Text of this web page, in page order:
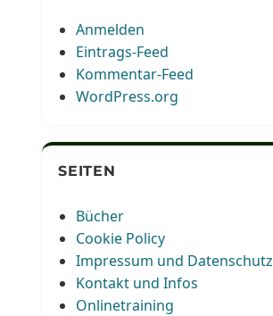
Anmelden
Eintrags-Feed
Kommentar-Feed
WordPress.org
SEITEN
Bücher
Cookie Policy
Impressum und Datenschutz
Kontakt und Infos
Onlinetraining